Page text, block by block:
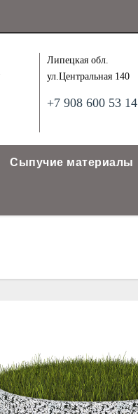
Липецкая обл.
ул.Центральная 140
+7 908 600 53 14
Сыпучие материалы